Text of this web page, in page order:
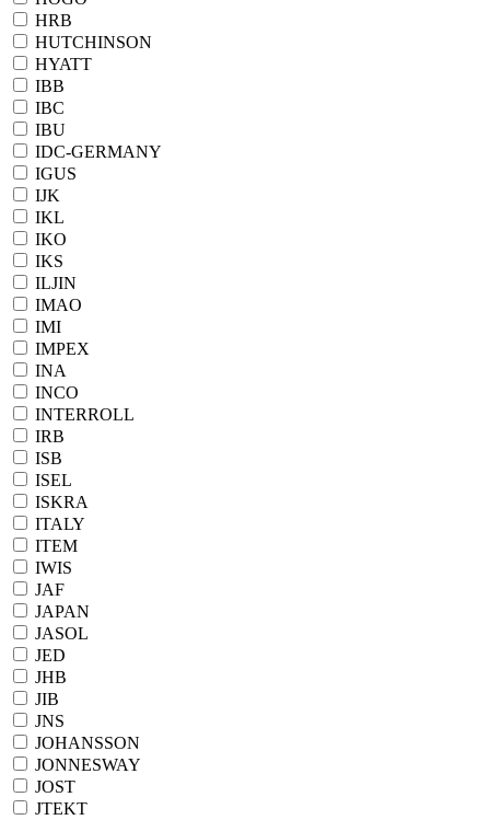
HRB
HUTCHINSON
HYATT
IBB
IBC
IBU
IDC-GERMANY
IGUS
IJK
IKL
IKO
IKS
ILJIN
IMAO
IMI
IMPEX
INA
INCO
INTERROLL
IRB
ISB
ISEL
ISKRA
ITALY
ITEM
IWIS
JAF
JAPAN
JASOL
JED
JHB
JIB
JNS
JOHANSSON
JONNESWAY
JOST
JTEKT